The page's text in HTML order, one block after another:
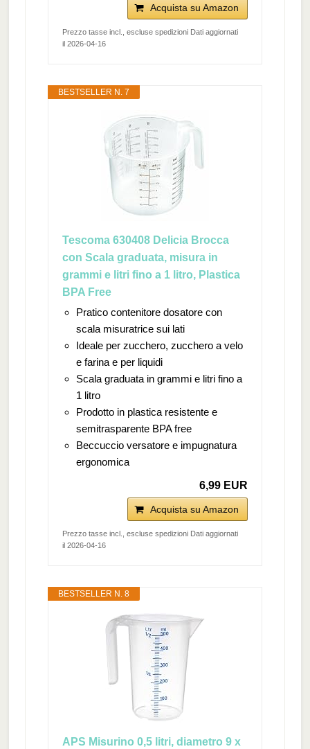
Acquista su Amazon
Prezzo tasse incl., escluse spedizioni Dati aggiornati
il 2026-04-16
BESTSELLER N. 7
Tescoma 630408 Delicia Brocca
con Scala graduata, misura in
grammi e litri fino a 1 litro, Plastica
BPA Free
Pratico contenitore dosatore con
scala misuratrice sui lati
Ideale per zucchero, zucchero a velo
e farina e per liquidi
Scala graduata in grammi e litri fino a
1 litro
Prodotto in plastica resistente e
semitrasparente BPA free
Beccuccio versatore e impugnatura
ergonomica
6,99 EUR
Acquista su Amazon
Prezzo tasse incl., escluse spedizioni Dati aggiornati
il 2026-04-16
BESTSELLER N. 8
APS Misurino 0,5 litri, diametro 9 x